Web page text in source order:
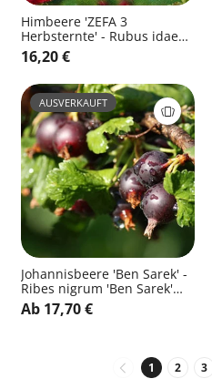
Himbeere 'ZEFA 3
Herbsternte' - Rubus idaeus
'ZEFA 3 Herbsternte' CAC
16,20 €
AUSVERKAUFT
Johannisbeere 'Ben Sarek' -
Ribes nigrum 'Ben Sarek'
CAC
Ab 17,70 €
1 2 3